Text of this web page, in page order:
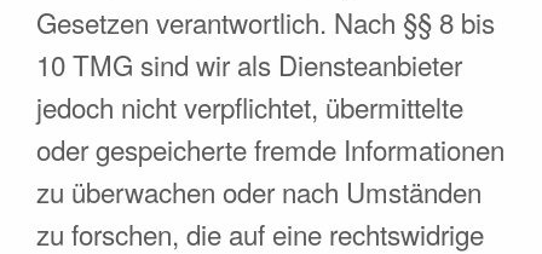
Gesetzen verantwortlich. Nach §§ 8 bis
10 TMG sind wir als Diensteanbieter
jedoch nicht verpflichtet, übermittelte
oder gespeicherte fremde Informationen
zu überwachen oder nach Umständen
zu forschen, die auf eine rechtswidrige